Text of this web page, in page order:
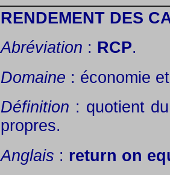
RENDEMENT DES
Abréviation : RCP.
Domaine : économie
Définition : quotient
propres.
Anglais : return on